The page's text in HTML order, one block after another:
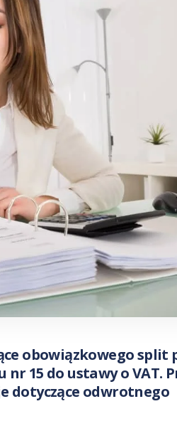
obowiązkowego split
15 do ustawy o VAT.
dotyczące odwrotnego